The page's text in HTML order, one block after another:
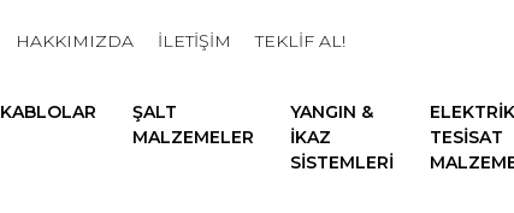
HAKKIMIZDA İLETİŞİM TEKLİF AL!
KABLOLAR
ŞALT
MALZEMELER
YANGIN &
İKAZ
SİSTEMLERİ
ELEKTRİK
TESİSAT